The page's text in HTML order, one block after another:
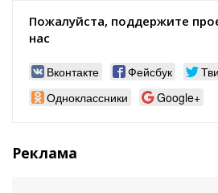
Пожалуйста, поддержите
нас
Вконтакте Фейсбук
Одноклассники
Google+
Реклама